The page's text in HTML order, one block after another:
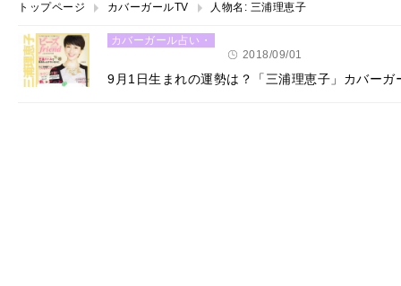
トップページ カバーガールTV 人物名: 三浦理恵子
カバーガール占い・
2018/09/01
9月1日生まれの運勢は？「三浦理恵子」カバーガ